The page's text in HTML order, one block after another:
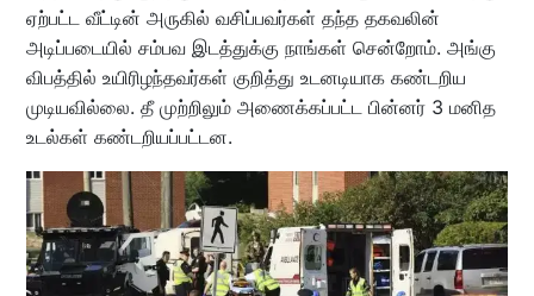
ஏற்பட்ட வீட்டின் அருகில் வசிப்பவர்கள் தந்த தகவலின்
அடிப்படையில் சம்பவ இடத்துக்கு நாங்கள் சென்றோம். அங்கு
விபத்தில் உயிரிழந்தவர்கள் குறித்து உடனடியாக கண்டறிய
முடியவில்லை. தீ முற்றிலும் அணைக்கப்பட்ட பின்னர் 3 மனித
உடல்கள் கண்டறியப்பட்டன.